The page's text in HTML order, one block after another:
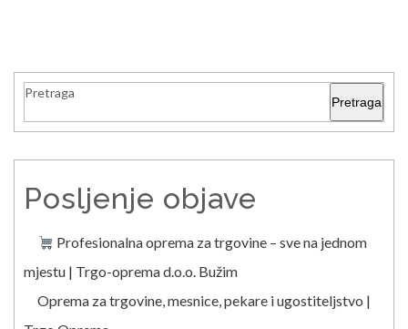
Pretraga
Pretraga
Posljenje objave
Profesionalna oprema za trgovine – sve na jednom
mjestu | Trgo-oprema d.o.o. Bužim
Oprema za trgovine, mesnice, pekare i ugostiteljstvo |